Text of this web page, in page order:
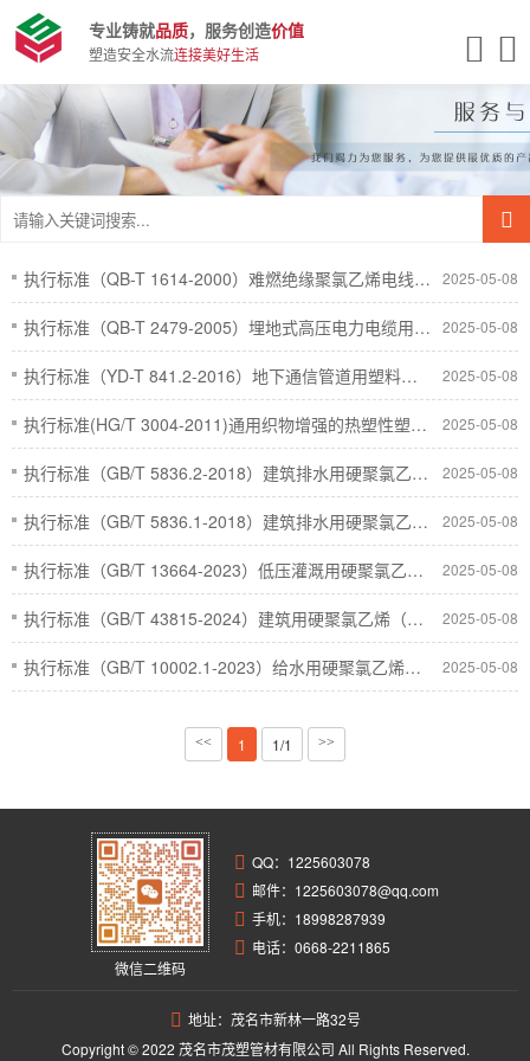
专业铸就品质，服务创造价值
塑造安全水流连接美好生活
2025-05-08
执行标准（QB-T 1614-2000）难燃绝缘聚氯乙烯电线槽及配件
2025-05-08
执行标准（QB-T 2479-2005）埋地式高压电力电缆用氯化聚氯乙烯(PVC－C)套管
2025-05-08
执行标准（YD-T 841.2-2016）地下通信管道用塑料管 第2部分：实壁管
2025-05-08
执行标准(HG/T 3004-2011)通用织物增强的热塑性塑料排水软管规范
2025-05-08
执行标准（GB/T 5836.2-2018）建筑排水用硬聚氯乙烯(PVC-U)管件
2025-05-08
执行标准（GB/T 5836.1-2018）建筑排水用硬聚氯乙烯(PVC-U)管材
2025-05-08
执行标准（GB/T 13664-2023）低压灌溉用硬聚氯乙烯（PVC-U）管材
2025-05-08
执行标准（GB/T 43815-2024）建筑用硬聚氯乙烯（PVC-U）绝缘电工套管及配件
2025-05-08
执行标准（GB/T 10002.1-2023）给水用硬聚氯乙烯（PVC-U）管材
<< 1 1/1 >>
微信二维码
QQ： 1225603078
邮件：1225603078@qq.com
手机：18998287939
电话：0668-2211865
地址：茂名市新林一路32号
Copyright © 2022 茂名市茂塑管材有限公司 All Rights Reserved.